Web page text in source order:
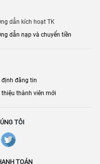
dẫn kích hoạt TK
dẫn nạp và chuyển tiền
định đăng tin
thiệu thành viên mới
TÔI
TOÁN